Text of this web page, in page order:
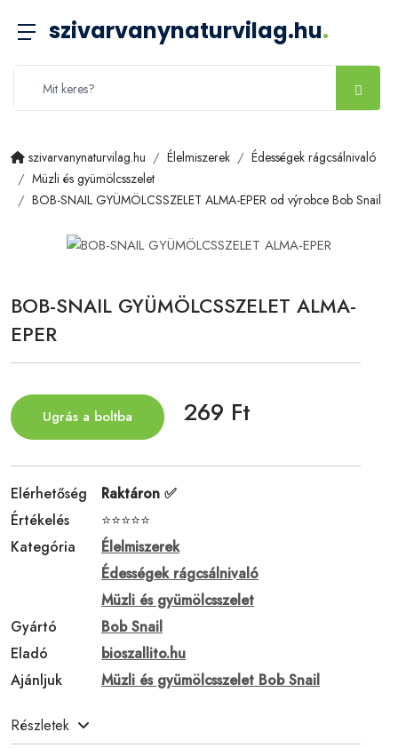
szivarvanynaturvilag.hu.
szivarvanynaturvilag.hu Élelmiszerek
Édességek rágcsálnivaló
Müzli és gyümölcsszelet
BOB-SNAIL GYÜMÖLCSSZELET ALMA-EPER od výrobce Bob Snail
BOB-SNAIL GYÜMÖLCSSZELET ALMA-
EPER
Ugrás a boltba 269 Ft
Elérhetőség
Raktáron ✅
Értékelés
⭐⭐⭐⭐⭐
Kategória
Élelmiszerek
Édességek rágcsálnivaló
Müzli és gyümölcsszelet
Gyártó
Bob Snail
Eladó
bioszallito.hu
Ajánljuk
Müzli és gyümölcsszelet Bob Snail
Részletek